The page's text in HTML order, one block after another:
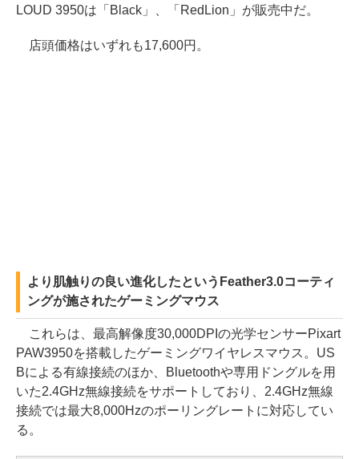
LOUD 3950は「Black」、「RedLion」が販売中だ。
店頭価格はいずれも17,600円。
より肌触りの良い進化したというFeather3.0コーティ
ングが施されたゲーミングマウス
これらは、最高解像度30,000DPIの光学センサーPixart
PAW3950を搭載したゲーミングワイヤレスマウス。US
Bによる有線接続のほか、Bluetoothや専用ドングルを用
いた2.4GHz無線接続をサポートしており、2.4GHz無線
接続では最大8,000Hzのポーリングレートに対応してい
る。